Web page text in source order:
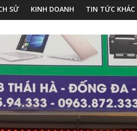
SỬ KINH DOANH TIN TỨC KHÁC